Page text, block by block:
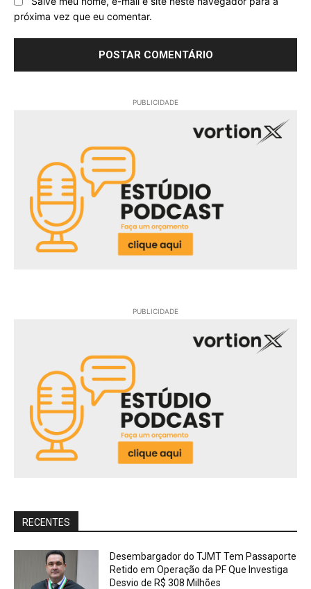
próxima vez que eu comentar.
PUBLICIDADE
PUBLICIDADE
RECENTES
Desembargador do TJMT Tem Passaporte
Retido em Operação da PF Que Investiga
Desvio de R$ 308 Milhões